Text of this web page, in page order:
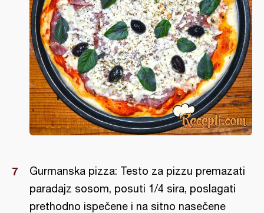
Gurmanska pizza: Testo za pizzu premazati
paradajz sosom, posuti 1/4 sira, poslagati
prethodno ispečene i na sitno nasečene